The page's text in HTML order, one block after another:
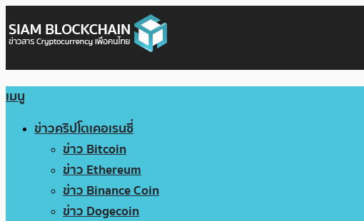
เมนู
ข่าวคริปโตเคอเรนซี่
ข่าว Bitcoin
ข่าว Ethereum
ข่าว Binance Coin
ข่าว Dogecoin